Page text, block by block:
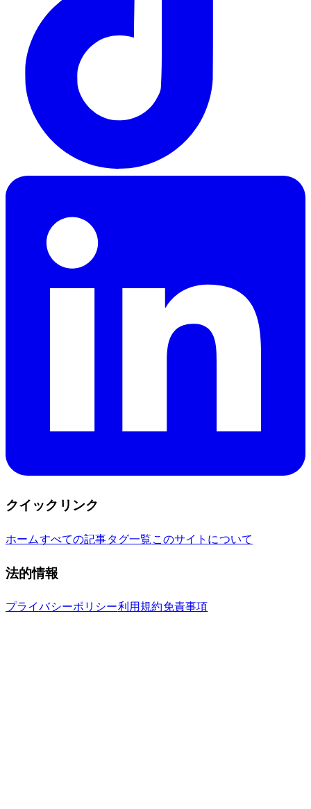
クイックリンク
ホームすべての記事タグ一覧 このサイトについて
法的情報
プライバシーポリシー利用規約免責事項